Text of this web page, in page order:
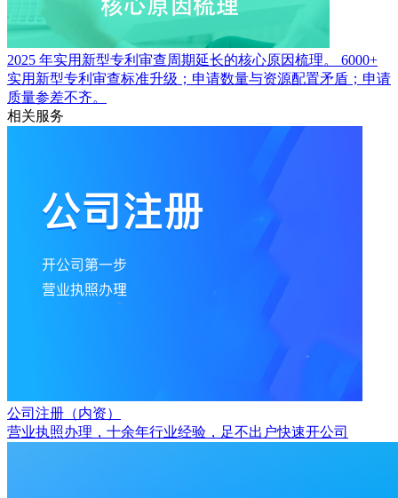
2025 年实用新型专利审查周期延长的核心原因梳理。
6000+
实用新型专利审查标准升级；申请数量与资源配置矛盾；申请
质量参差不齐。
相关服务
公司注册（内资）
营业执照办理，十余年行业经验，足不出户快速开公司